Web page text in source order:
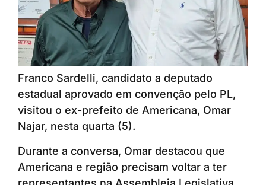
Franco Sardelli, candidato a deputado
estadual aprovado em convenção pelo PL,
visitou o ex-prefeito de Americana, Omar
Najar, nesta quarta (5).
Durante a conversa, Omar destacou que
Americana e região precisam voltar a ter